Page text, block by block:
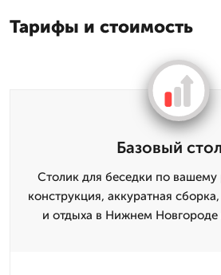
Тарифы и стоимость
Базовый
Столик для беседки по вашему
конструкция, аккуратная
и отдыха в Нижнем Новгороде